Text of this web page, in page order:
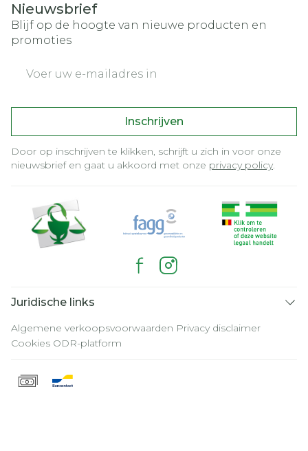
Nieuwsbrief
Blijf op de hoogte van nieuwe producten en
promoties
Inschrijven
Door op inschrijven te klikken, schrijft u zich in voor onze
nieuwsbrief en gaat u akkoord met onze privacy policy.
Juridische links
Algemene verkoopsvoorwaarden Privacy disclaimer
Cookies ODR-platform